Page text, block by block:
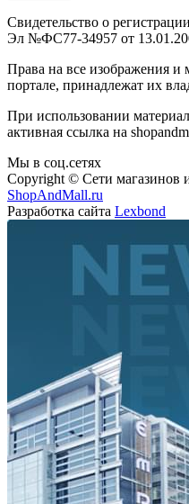
Свидетельство о
Эл №ФС77-34957 от
Права на все изображения и
портале, принадлежат их
При использовании
активная ссылка на
Мы в соц.сетях
Copyright © Сети магазинов
ShopAndMall.ru
Разработка сайта Lexbond